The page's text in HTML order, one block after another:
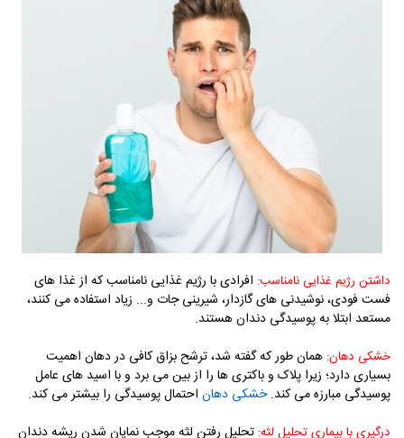
داشتن رژیم غذایی نامناسب: افرادی با رژیم غذایی نامناسب که از غذا های
فست فودی، نوشیدنی های گازدار، شیرینی جات و... زیاد استفاده می کنند،
مستعد ابتلا به پوسیدگی دندان هستند.
خشکی دهان: همان طور که گفته شد، ترشح بزاق کافی در دهان اهمیت
بسیاری دارد؛ زیرا پلاک و باکتری ها را از بین می برد و با اسید های عامل
پوسیدگی مبارزه می کند.خشکی دهان احتمال پوسیدگی را بیشتر می کند.
درگیری با بیماری تحلیل لثه: تحلیل رفتن لثه موجب نمایان شدن ریشه دندان